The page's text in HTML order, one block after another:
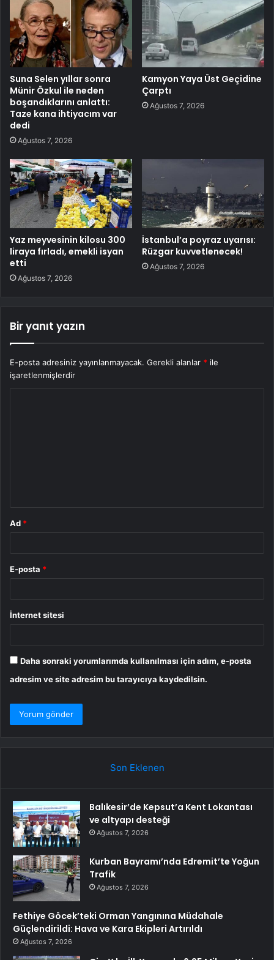
Suna Selen yıllar sonra
Münir Özkul ile neden
boşandıklarını anlattı:
Taze kana ihtiyacım var
dedi
Ağustos 7, 2026
Kamyon Yaya Üst Geçidine
Çarptı
Ağustos 7, 2026
Yaz meyvesinin kilosu 300
liraya fırladı, emekli isyan
etti
Ağustos 7, 2026
İstanbul’a poyraz uyarısı:
Rüzgar kuvvetlenecek!
Ağustos 7, 2026
Bir yanıt yazın
E-posta adresiniz yayınlanmayacak. Gerekli alanlar * ile
işaretlenmişlerdir
Ad *
E-posta *
İnternet sitesi
Daha sonraki yorumlarımda kullanılması için adım, e-posta
adresim ve site adresim bu tarayıcıya kaydedilsin.
Son Eklenen
Balıkesir’de Kepsut’a Kent Lokantası
ve altyapı desteği
Ağustos 7, 2026
Kurban Bayramı’nda Edremit’te Yoğun
Trafik
Ağustos 7, 2026
Fethiye Göcek’teki Orman Yangınına Müdahale
Güçlendirildi: Hava ve Kara Ekipleri Artırıldı
Ağustos 7, 2026